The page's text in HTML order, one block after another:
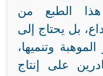
الطبع من
بل يحتاج إلى
وتنميها،
على إنتاج